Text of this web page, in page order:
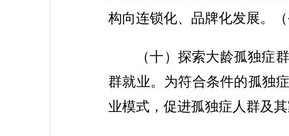
构向连锁化、品牌化发展。
（十）探索大龄孤独症
群就业。为符合条件的孤独
业模式，促进孤独症人群及